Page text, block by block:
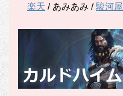
楽天 / あみあみ / 駿河屋